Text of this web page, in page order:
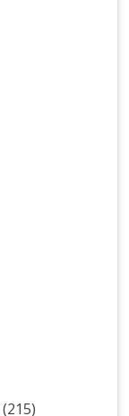
(215)